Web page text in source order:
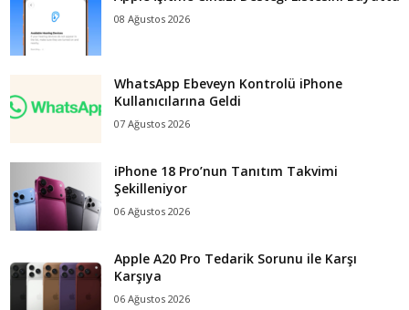
08 Ağustos 2026
WhatsApp Ebeveyn Kontrolü iPhone
Kullanıcılarına Geldi
07 Ağustos 2026
iPhone 18 Pro’nun Tanıtım Takvimi
Şekilleniyor
06 Ağustos 2026
Apple A20 Pro Tedarik Sorunu ile Karşı
Karşıya
06 Ağustos 2026